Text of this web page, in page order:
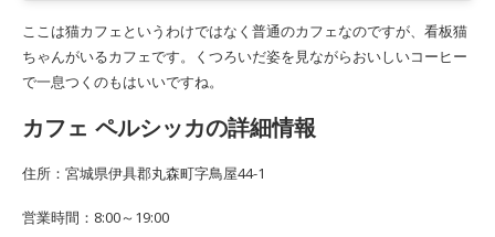
ここは猫カフェというわけではなく普通のカフェなのですが、看板猫
ちゃんがいるカフェです。くつろいだ姿を見ながらおいしいコーヒー
で一息つくのもはいいですね。
カフェ ペルシッカの詳細情報
住所：宮城県伊具郡丸森町字鳥屋44-1
営業時間：8:00～19:00